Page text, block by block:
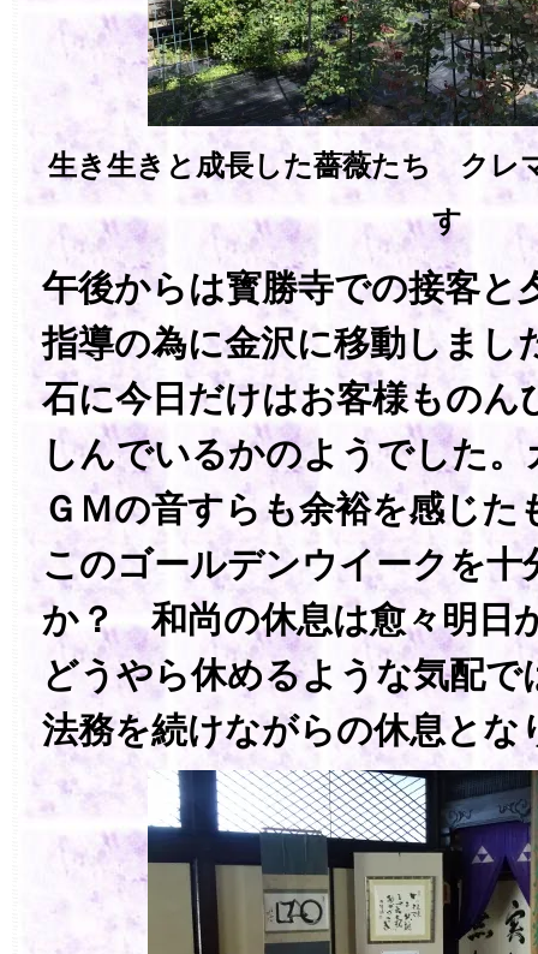
生き生きと成長した薔薇たち クレ
す
午後からは寳勝寺での接客と
指導の為に金沢に移動しまし
石に今日だけはお客様ものん
しんでいるかのようでした
ＧＭの音すらも余裕を感じた
このゴールデンウイークを十
か？ 和尚の休息は愈々明日
どうやら休めるような気配
法務を続けながらの休息とな